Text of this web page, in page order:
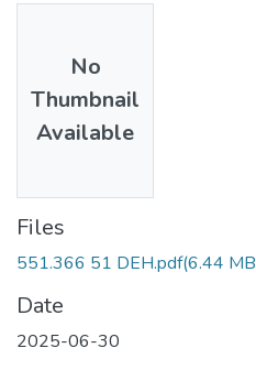
No
Thumbnail
Available
Files
551.366 51 DEH.pdf(6.44
Date
2025-06-30